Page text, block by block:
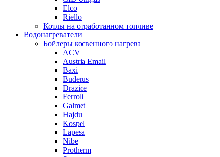
Elco
Riello
Котлы на отработанном топливе
Водонагреватели
Бойлеры косвенного нагрева
ACV
Austria Email
Baxi
Buderus
Drazice
Ferroli
Galmet
Hajdu
Kospel
Lapesa
Nibe
Protherm